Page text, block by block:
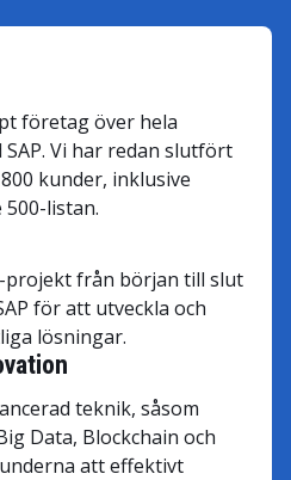
företag över hela
Vi har redan slutfört
kunder, inklusive
listan.
projekt från början till slut
för att utveckla och
lösningar.
teknik, såsom
Data, Blockchain och
att effektivt